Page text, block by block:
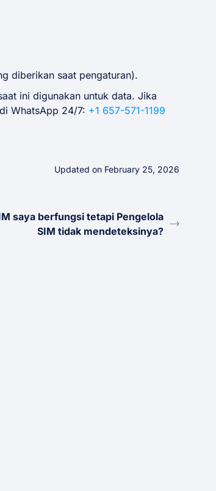
diberikan saat pengaturan).
ini digunakan untuk data. Jika
WhatsApp 24/7: +1 657-571-1199
Updated on February 25, 2026
saya berfungsi tetapi Pengelola
SIM tidak mendeteksinya?